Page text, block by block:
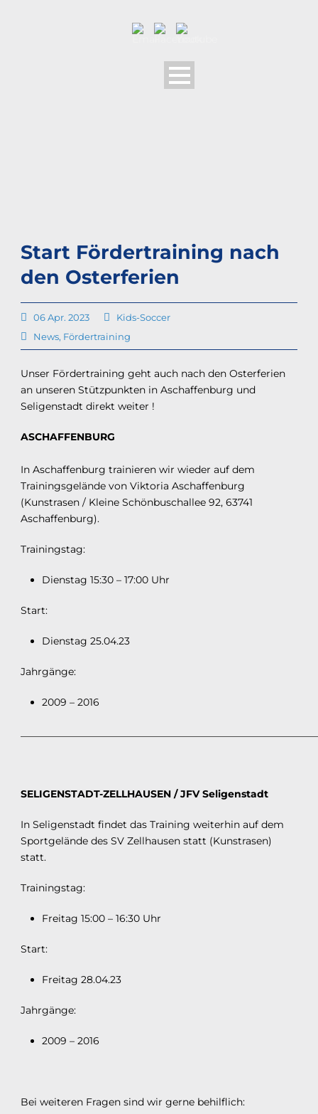
Start Fördertraining nach
den Osterferien
06 Apr. 2023
Kids-Soccer
News, Fördertraining
Unser Fördertraining geht auch nach den Osterferien
an unseren Stützpunkten in Aschaffenburg und
Seligenstadt direkt weiter !
ASCHAFFENBURG
In Aschaffenburg trainieren wir wieder auf dem
Trainingsgelände von Viktoria Aschaffenburg
(Kunstrasen / Kleine Schönbuschallee 92, 63741
Aschaffenburg).
Trainingstag:
Dienstag 15:30 – 17:00 Uhr
Start:
Dienstag 25.04.23
Jahrgänge:
2009 – 2016
SELIGENSTADT-ZELLHAUSEN / JFV Seligenstadt
In Seligenstadt findet das Training weiterhin auf dem
Sportgelände des SV Zellhausen statt (Kunstrasen)
statt.
Trainingstag:
Freitag 15:00 – 16:30 Uhr
Start:
Freitag 28.04.23
Jahrgänge:
2009 – 2016
Bei weiteren Fragen sind wir gerne behilflich: